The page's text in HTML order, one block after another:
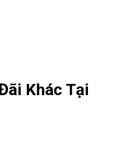
Khác Tại